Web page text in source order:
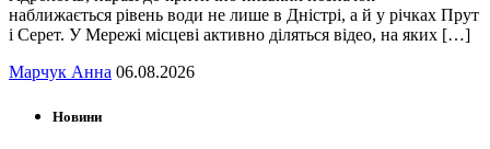
наближається рівень води не лише в Дністрі, а й у річках Прут
і Серет. У Мережі місцеві активно діляться відео, на яких […]
Марчук Анна 06.08.2026
Новини